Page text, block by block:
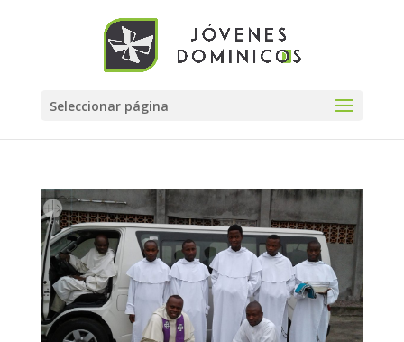
Seleccionar página